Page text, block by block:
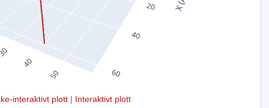
interaktivt plott | Interaktivt plott